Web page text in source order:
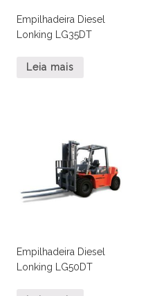
Empilhadeira Diesel
Lonking LG35DT
Leia mais
Empilhadeira Diesel
Lonking LG50DT